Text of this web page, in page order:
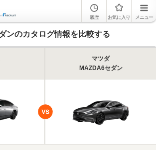
履歴 お気に入り メニュー
ンのカタログ情報を比較する
マツダ
MAZDA6セダン